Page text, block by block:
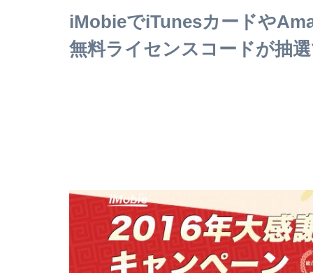
iMobieでiTunesカードや
無料ライセンスコードが抽